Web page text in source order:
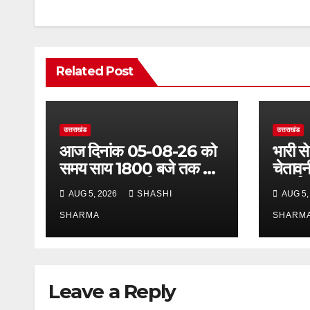
Related Post
उत्तराखंड
आज दिनांक 05-08-26 को
समय साय 1800 बजे तक 37
लाख 30 हजार शिव भक्त जल
लेकर अपने गंतव्य को प्रस्थान
कर चुके
AUG 5, 2026 SHASHI
SHARMA
उत्तराखंड
भारी
अलर्ट,
अलर्ट
AUG
Leave a Reply